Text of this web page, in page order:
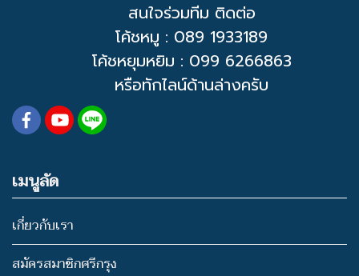
สนใจร่วมทีม ติดต่อ
โค้ชหมู : 089 1933189
โค้ชหยุมหยิม : 099 6266863
หรือทักไลน์ด้านล่างครับ
เมนูลัด
เกี่ยวกับเรา
สมัครสมาชิกศรีกรุง